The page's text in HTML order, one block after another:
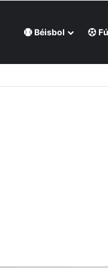
Béisbol
de fuerza y